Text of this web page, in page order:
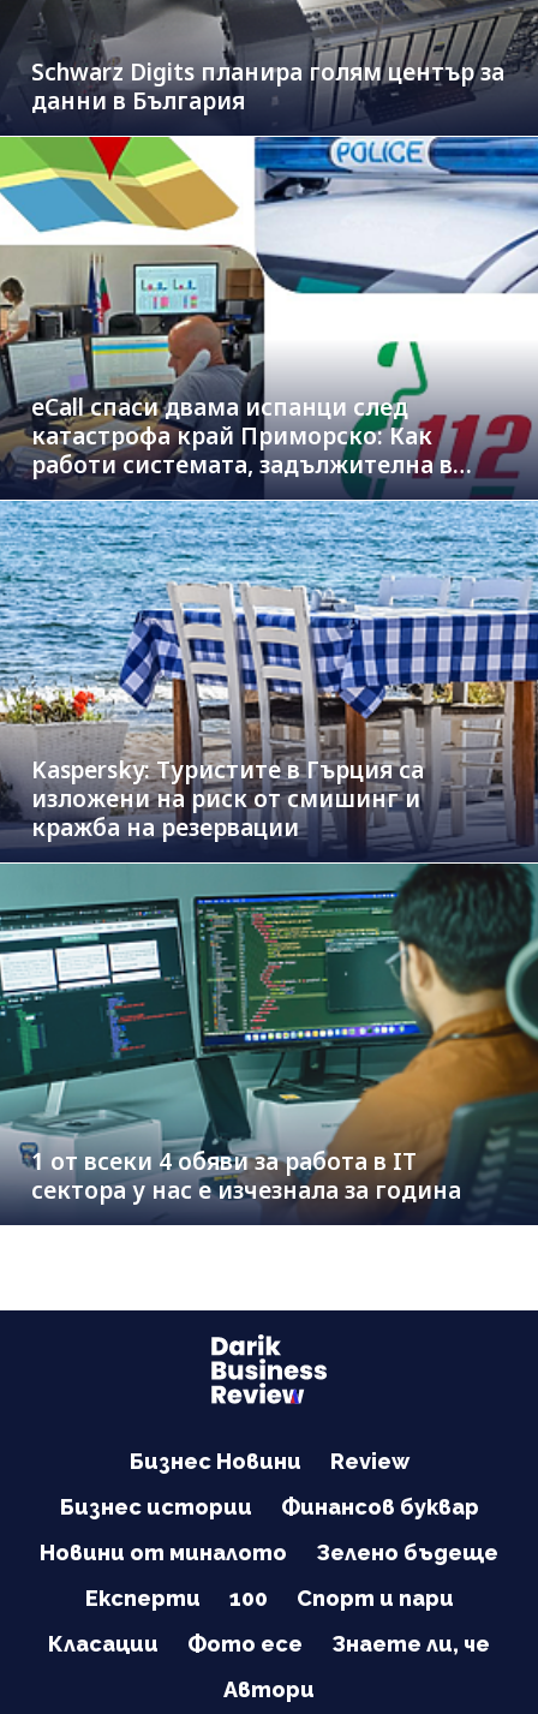
Schwarz Digits планира голям център за
данни в България
eCall спаси двама испанци след
катастрофа край Приморско: Как
работи системата, задължителна в
новите коли
Kaspersky: Туристите в Гърция са
изложени на риск от смишинг и
кражба на резервации
1 от всеки 4 обяви за работа в IT
сектора у нас е изчезнала за година
Бизнес Новини
Review
Бизнес истории
Финансов буквар
Новини от миналото
Зелено бъдеще
Експерти
100
Спорт и пари
Класации
Фото есе
Знаете ли, че
Автори